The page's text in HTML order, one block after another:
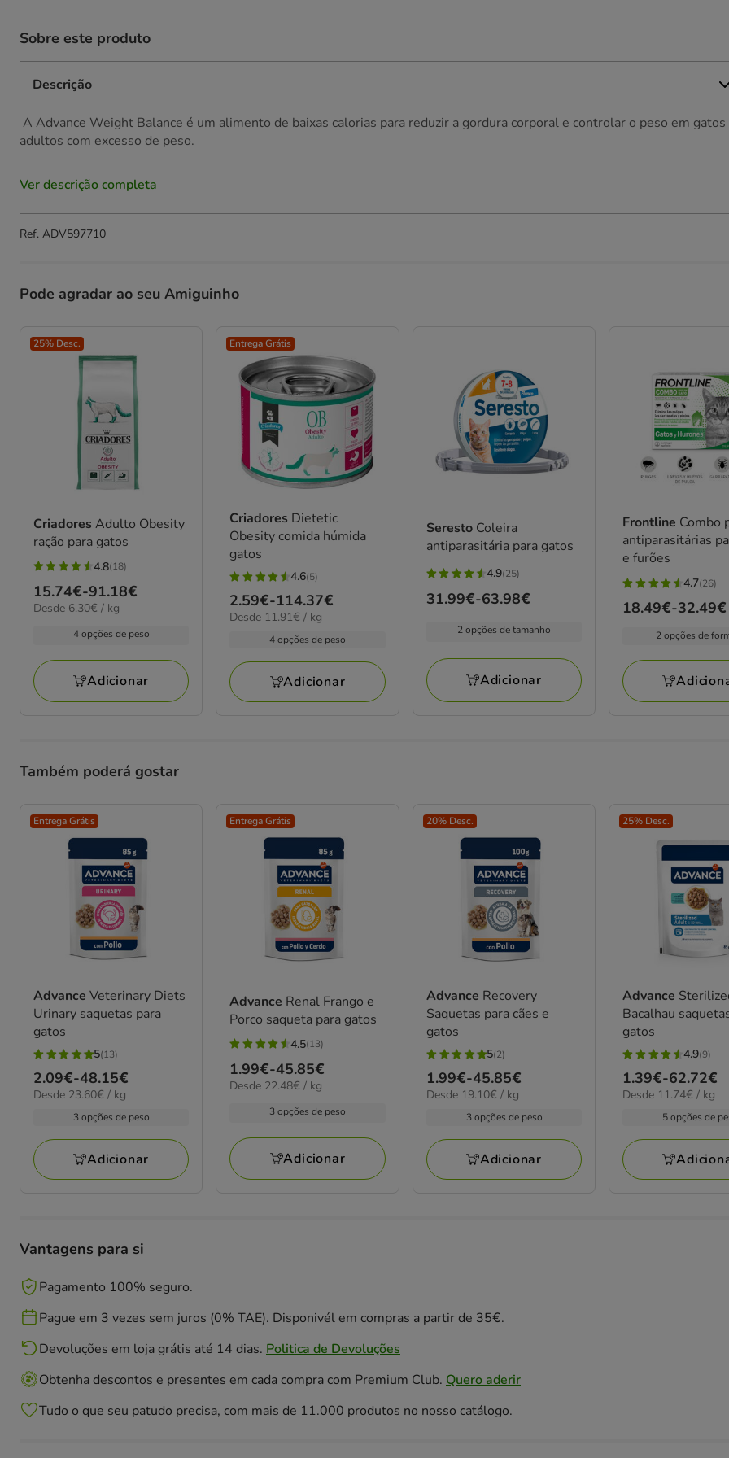
Sobre este produto
Descrição
A Advance Weight Balance é um alimento de baixas calorias para reduzir a gordura corporal e controlar o peso em gatos
adultos com excesso de peso.
Ver descrição completa
Ref. ADV597710
Pode agradar ao seu Amiguinho
25% Desc.
Criadores Adulto Obesity
ração para gatos
4.8
estrelas
com
4.8(18)
Preço
de
15.74€
91.18€
15.74€-91.18€
6.30€
Desde 6.30€ / kg
4 opções de peso
Adicionar
Entrega Grátis
Criadores Dietetic
Obesity comida húmida
gatos
4.6
estrelas
com
avaliações
4.6(5)
Preço
de
114.37€
2.59€-114.37€
11.91€
Desde 11.91€ / kg
4 opções de peso
Adicionar
Seresto Coleira
antiparasitária para gatos
4.9
estrelas
avaliações
4.9(25)
Preço
31.99€
63.98€
31.99€-63.98€
2 opções de tamanho
Adicionar
Frontline Combo
antiparasitárias
e furões
4.7
estrelas
avaliações
4.7(26)
Preço
a
32.49€
18.49€-32.49€
2 opções de
Também poderá gostar
Entrega Grátis
Advance Veterinary Diets
Urinary saquetas para
gatos
5
estrelas
com
avaliações
5(13)
Preço
de
48.15€
2.09€-48.15€
23.60€
Desde 23.60€ / kg
3 opções de peso
Adicionar
Entrega Grátis
Advance Renal Frango e
Porco saqueta para gatos
4.5
estrelas
com
4.5(13)
Preço
de
45.85€
1.99€-45.85€
22.48€
Desde 22.48€ / kg
3 opções de peso
Adicionar
20% Desc.
Advance Recovery
Saquetas para cães e
gatos
5
estrelas
com
avaliações
5(2)
Preço
de
45.85€
1.99€-45.85€
19.10€
Desde 19.10€ / kg
3 opções de peso
Adicionar
25% Desc.
Advance
Bacalhau saquetas
gatos
4.9
estrelas
com
avaliações
4.9(9)
Preço
de
62.72€
1.39€-62.72€
11.74€
Desde 11.74€ / kg
5 opções de
Vantagens para si
Pagamento 100% seguro.
Pague em 3 vezes sem juros (0% TAE). Disponivél em compras a partir de 35€.
Devoluções em loja grátis até 14 dias. Politica de Devoluções
Obtenha descontos e presentes em cada compra com Premium Club. Quero aderir
Tudo o que seu patudo precisa, com mais de 11.000 produtos no nosso catálogo.